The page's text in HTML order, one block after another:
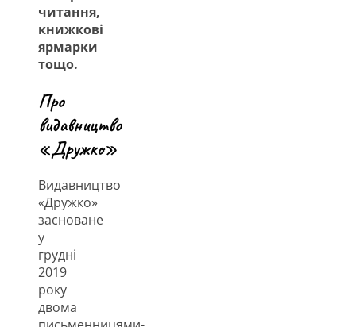
читання,
книжкові
ярмарки
тощо.
Про
видавництво
«Дружко»
Видавництво
«Дружко»
засноване
у
грудні
2019
року
двома